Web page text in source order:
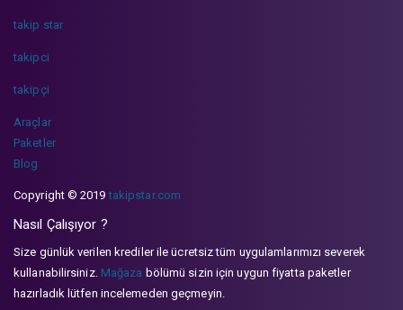
takip star
takipci
takipçi
Araçlar
Paketler
Blog
Copyright © 2019takipstar.com
Nasıl Çalışıyor ?
Size günlük verilen krediler ile ücretsiz tüm uygulamlarımızı severek
kullanabilirsiniz. Mağaza bölümü sizin için uygun fiyatta paketler
hazırladık lütfen incelemeden geçmeyin.